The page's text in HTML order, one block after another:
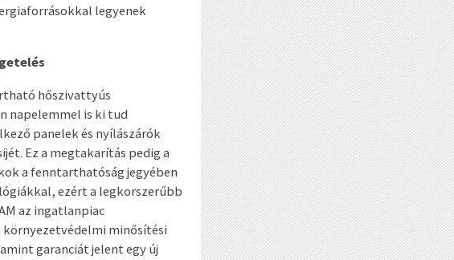
legyenek
hőszivattyús
napelemmel is ki tud
panelek és nyílászárók
Ez a megtakarítás pedig a
a fenntarthatóság jegyében
ezért a legkorszerűbb
az ingatlanpiac
minősítési
garanciát jelent egy új